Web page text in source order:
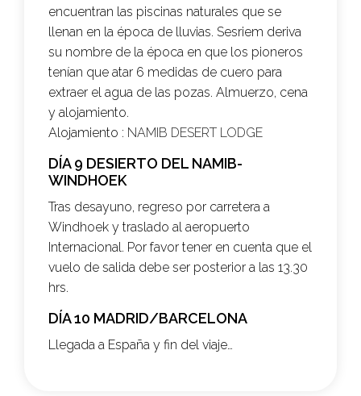
encuentran las piscinas naturales que se
llenan en la época de lluvias. Sesriem deriva
su nombre de la época en que los pioneros
tenían que atar 6 medidas de cuero para
extraer el agua de las pozas. Almuerzo, cena
y alojamiento.
Alojamiento : NAMIB DESERT LODGE
DÍA 9 DESIERTO DEL NAMIB-
WINDHOEK
Tras desayuno, regreso por carretera a
Windhoek y traslado al aeropuerto
Internacional. Por favor tener en cuenta que el
vuelo de salida debe ser posterior a las 13.30
hrs.
DÍA 10 MADRID/BARCELONA
Llegada a España y fin del viaje…